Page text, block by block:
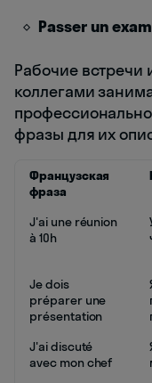
Passer un
Рабочие встречи
коллегами
фразы для их
Французская
фраза
J'ai une réunion
à 10h
Je dois
préparer une
présentation
J'ai discuté
avec mon chef